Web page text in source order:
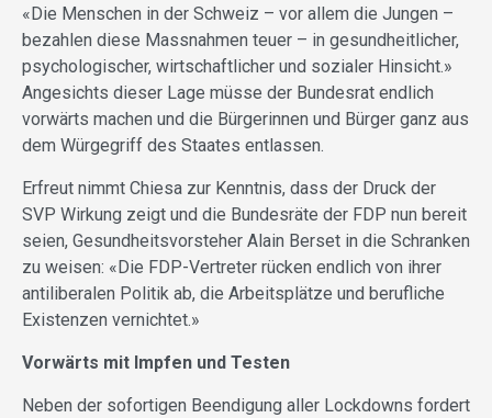
«Die Menschen in der Schweiz – vor allem die Jungen –
bezahlen diese Massnahmen teuer – in gesundheitlicher,
psychologischer, wirtschaftlicher und sozialer Hinsicht.»
Angesichts dieser Lage müsse der Bundesrat endlich
vorwärts machen und die Bürgerinnen und Bürger ganz aus
dem Würgegriff des Staates entlassen.
Erfreut nimmt Chiesa zur Kenntnis, dass der Druck der
SVP Wirkung zeigt und die Bundesräte der FDP nun bereit
seien, Gesundheitsvorsteher Alain Berset in die Schranken
zu weisen: «Die FDP-Vertreter rücken endlich von ihrer
antiliberalen Politik ab, die Arbeitsplätze und berufliche
Existenzen vernichtet.»
Vorwärts mit Impfen und Testen
Neben der sofortigen Beendigung aller Lockdowns fordert